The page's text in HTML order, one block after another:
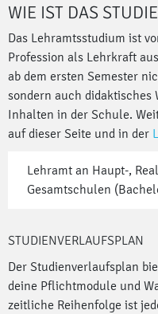
WIE IST DAS
Das Lehramtsstudium ist
Profession als Lehrkraft
ab dem ersten Semester
sondern auch didaktisches
Inhalten in der Schule.
auf dieser Seite und in der
Lehramt an Haupt-,
Gesamtschulen
STUDIENVERLAUFSPLAN
Der Studienverlaufsplan
deine Pflichtmodule und
zeitliche Reihenfolge ist